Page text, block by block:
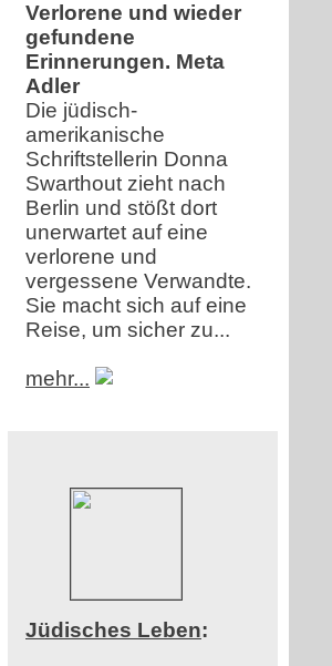
Verlorene und wieder
gefundene
Erinnerungen. Meta
Adler
Die jüdisch-
amerikanische
Schriftstellerin Donna
Swarthout zieht nach
Berlin und stößt dort
unerwartet auf eine
verlorene und
vergessene Verwandte.
Sie macht sich auf eine
Reise, um sicher zu...
mehr...
Jüdisches Leben: